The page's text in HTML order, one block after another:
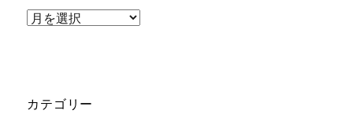
ア
ブ
カテゴリー